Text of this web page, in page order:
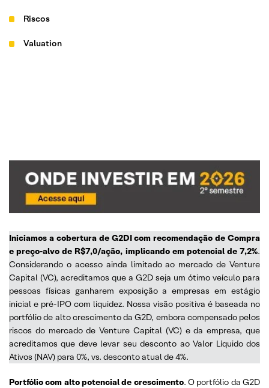
Riscos
Valuation
Iniciamos a cobertura de G2DI com recomendação de Compra
e preço-alvo de R$7,0/ação, implicando em potencial de 7,2%.
Considerando o acesso ainda limitado ao mercado de Venture
Capital (VC), acreditamos que a G2D seja um ótimo veículo para
pessoas físicas ganharem exposição a empresas em estágio
inicial e pré-IPO com liquidez. Nossa visão positiva é baseada no
portfólio de alto crescimento da G2D, embora compensado pelos
riscos do mercado de Venture Capital (VC) e da empresa, que
acreditamos que deve levar seu desconto ao Valor Líquido dos
Ativos (NAV) para 0%, vs. desconto atual de 4%.
Portfólio com alto potencial de crescimento. O portfólio da G2D